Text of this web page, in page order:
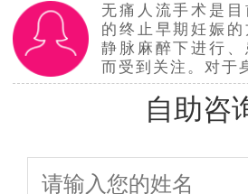
无痛人流手术是
的终止早期妊娠
静脉麻醉下进行
而受到关注。对于
自助咨